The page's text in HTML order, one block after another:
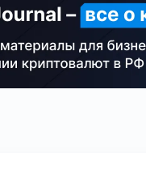
Готовый
Готовый
Готовый